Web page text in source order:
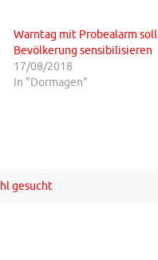
Warntag mit Probealarm soll
Bevölkerung sensibilisieren
17/08/2018
In "Dormagen"
gesucht